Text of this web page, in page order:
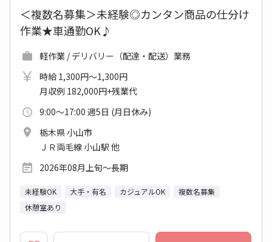
＜複数名募集＞未経験◎カンタン商品の仕分け
作業★車通勤OK♪
軽作業 / デリバリー（配達・配送）業務
時給 1,300円～1,300円
月収例 182,000円+残業代
9:00～17:00 週5日 (月日休み)
栃木県 小山市
ＪＲ両毛線 小山駅 他
2026年08月上旬～長期
未経験OK 大手・有名 カジュアルOK
複数名募集
休憩室あり